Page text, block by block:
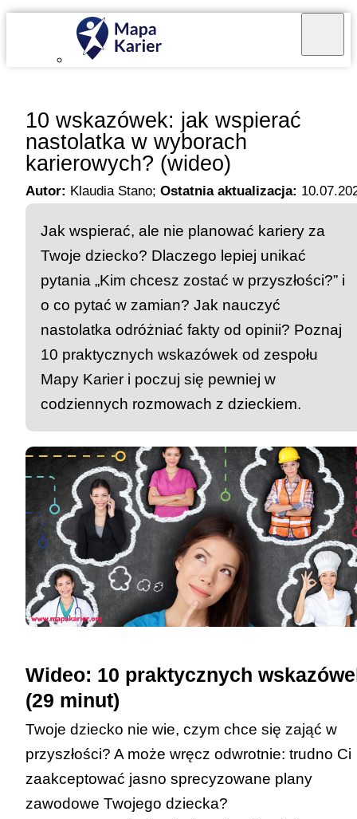
10 wskazówek: jak wspierać
nastolatka w wyborach
karierowych? (wideo)
Autor: Klaudia Stano; Ostatnia aktualizacja:
Jak wspierać, ale nie planować kariery za
Twoje dziecko? Dlaczego lepiej unikać
pytania „Kim chcesz zostać w przyszłości?” i
o co pytać w zamian? Jak nauczyć
nastolatka odróżniać fakty od opinii? Poznaj
10 praktycznych wskazówek od zespołu
Mapy Karier i poczuj się pewniej w
codziennych rozmowach z dzieckiem.
Wideo: 10 praktycznych
(29 minut)
Twoje dziecko nie wie, czym chce się zająć w
przyszłości? A może wręcz odwrotnie: trudno Ci
zaakceptować jasno sprecyzowane plany
zawodowe Twojego dziecka?